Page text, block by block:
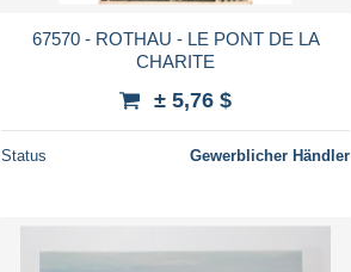
67570 - ROTHAU - LE PONT DE LA
CHARITE
± 5,76 $
Status Gewerblicher Händler